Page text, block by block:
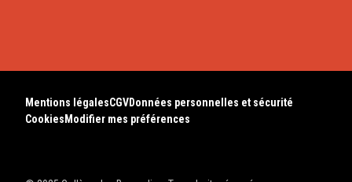
Mentions légalesCGVDonnées personnelles et sécurité
Cookies Modifier mes préférences